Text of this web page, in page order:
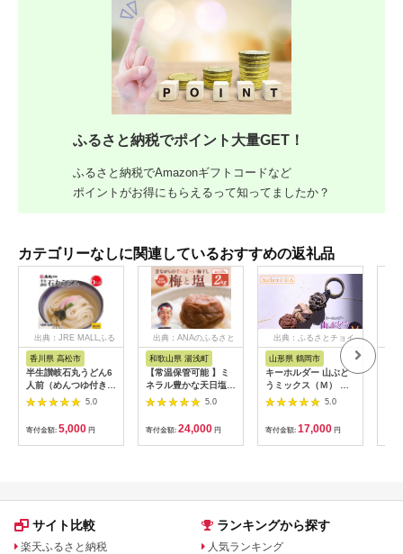
ふるさと納税でポイント大量GET！
ふるさと納税でAmazonギフトコードなど
ポイントがお得にもらえるって知ってましたか？
カテゴリーなしに関連しているおすすめの返礼品
出典：JRE MALLふる
さと納税
香川県 高松市
半生讃岐石丸うどん6
人前（めんつゆ付き）
麺300g×2袋
5.0
寄付金額: 5,000 円
出典：ANAのふるさと
和歌山県 湯浅町
【常温保管可能 】ミ
ネラル豊かな天日塩だ
けで漬けた無添加梅干
し2kg 梅ボーイズ｜
B201_EP6024
5.0
寄付金額: 24,000 円
出典：ふるさとチョイ
山形県 鶴岡市
キーホルダー 山ぶど
うミックス（Ｍ） 山
形県鶴岡市 アトリエ
かおる | 山葡萄 雑貨
キーホルダー ギフト
贈り物 お取り寄せ 返
礼品
5.0
寄付金額: 17,000 円
サイト比較
楽天ふるさと納税
ランキングから探す
人気ランキング